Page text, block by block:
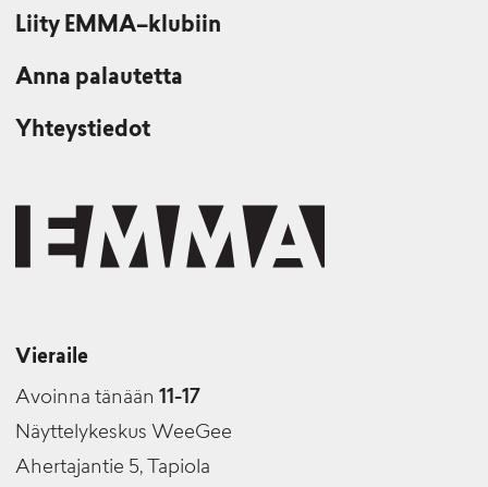
Liity EMMA–klubiin
Anna palautetta
Yhteystiedot
Vieraile
Avoinna tänään 11-17
Näyttelykeskus WeeGee
Ahertajantie 5, Tapiola